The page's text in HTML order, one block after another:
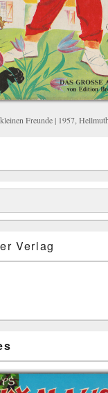
Freunde | 1957,
Verlag